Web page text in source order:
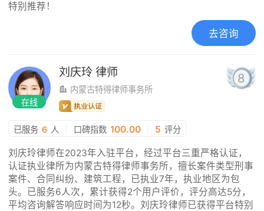
特别推荐！
去咨询
在线
刘庆玲 律师
内蒙古特得律师事务所
8
已服务 6 人 口碑指数 100.00 5 评分
刘庆玲律师在2023年入驻平台，经过平台三重严格认证，
认证执业律所为内蒙古特得律师事务所，擅长案件类型刑事
案件、合同纠纷、建筑工程，已执业7年，执业地区为包
头。已服务6人次，累计获得2个用户评价，评分高达5分，
平均咨询解答响应时间为12秒。刘庆玲律师已获得平台特别